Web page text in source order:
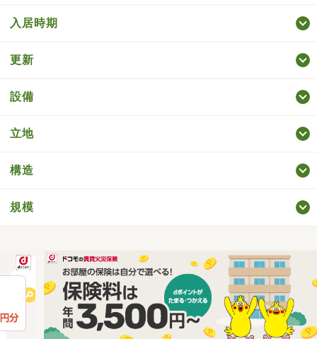
入居時期
更新
設備
立地
構造
規模